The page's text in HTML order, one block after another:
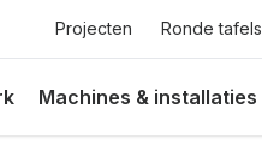
Top
Projecten Ronde tafels
Machines & installaties